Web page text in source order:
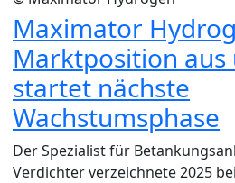
Maximator
Marktposition aus
startet nächste
Wachstumsphase
Der Spezialist für
Verdichter verzeichnete 2025